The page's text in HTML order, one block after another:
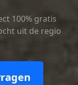
100% gratis
uit de regio